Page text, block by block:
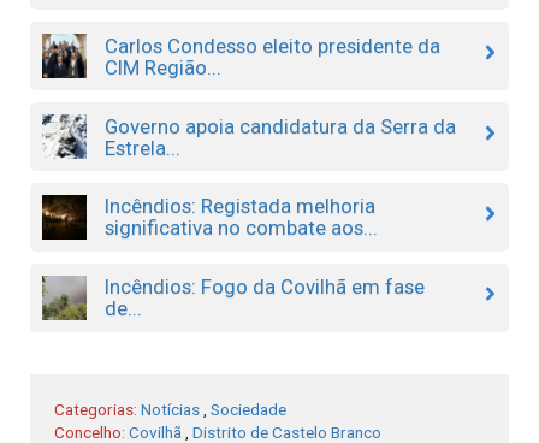
Carlos Condesso eleito presidente da
CIM Região...
Governo apoia candidatura da Serra da
Estrela...
Incêndios: Registada melhoria
significativa no combate aos...
Incêndios: Fogo da Covilhã em fase
de...
Categorias: Notícias Sociedade
Concelho: Covilhã
Distrito de Castelo Branco